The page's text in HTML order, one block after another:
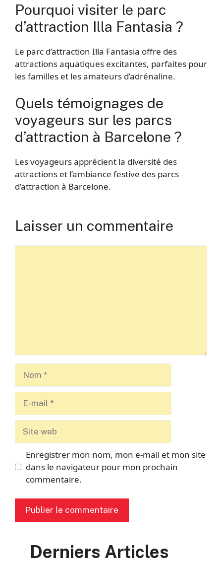
Pourquoi visiter le parc
d’attraction Illa Fantasia ?
Le parc d’attraction Illa Fantasia offre des
attractions aquatiques excitantes, parfaites pour
les familles et les amateurs d’adrénaline.
Quels témoignages de
voyageurs sur les parcs
d’attraction à Barcelone ?
Les voyageurs apprécient la diversité des
attractions et l’ambiance festive des parcs
d’attraction à Barcelone.
Laisser un commentaire
Enregistrer mon nom, mon e-mail et mon site
dans le navigateur pour mon prochain
commentaire.
Derniers Articles